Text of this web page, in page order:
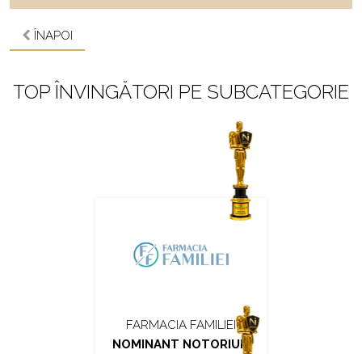
ÎNAPOI
TOP ÎNVINGĂTORI PE SUBCATEGORIE
FARMACIA FAMILIEI
NOMINANT NOTORIUM